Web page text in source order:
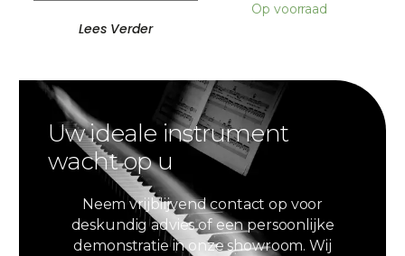
Lees Verder
Op voorraad
Uw ideale instrument
wacht op u
Neem vrijblijvend contact op voor
deskundig advies of een persoonlijke
demonstratie in onze showroom. Wij